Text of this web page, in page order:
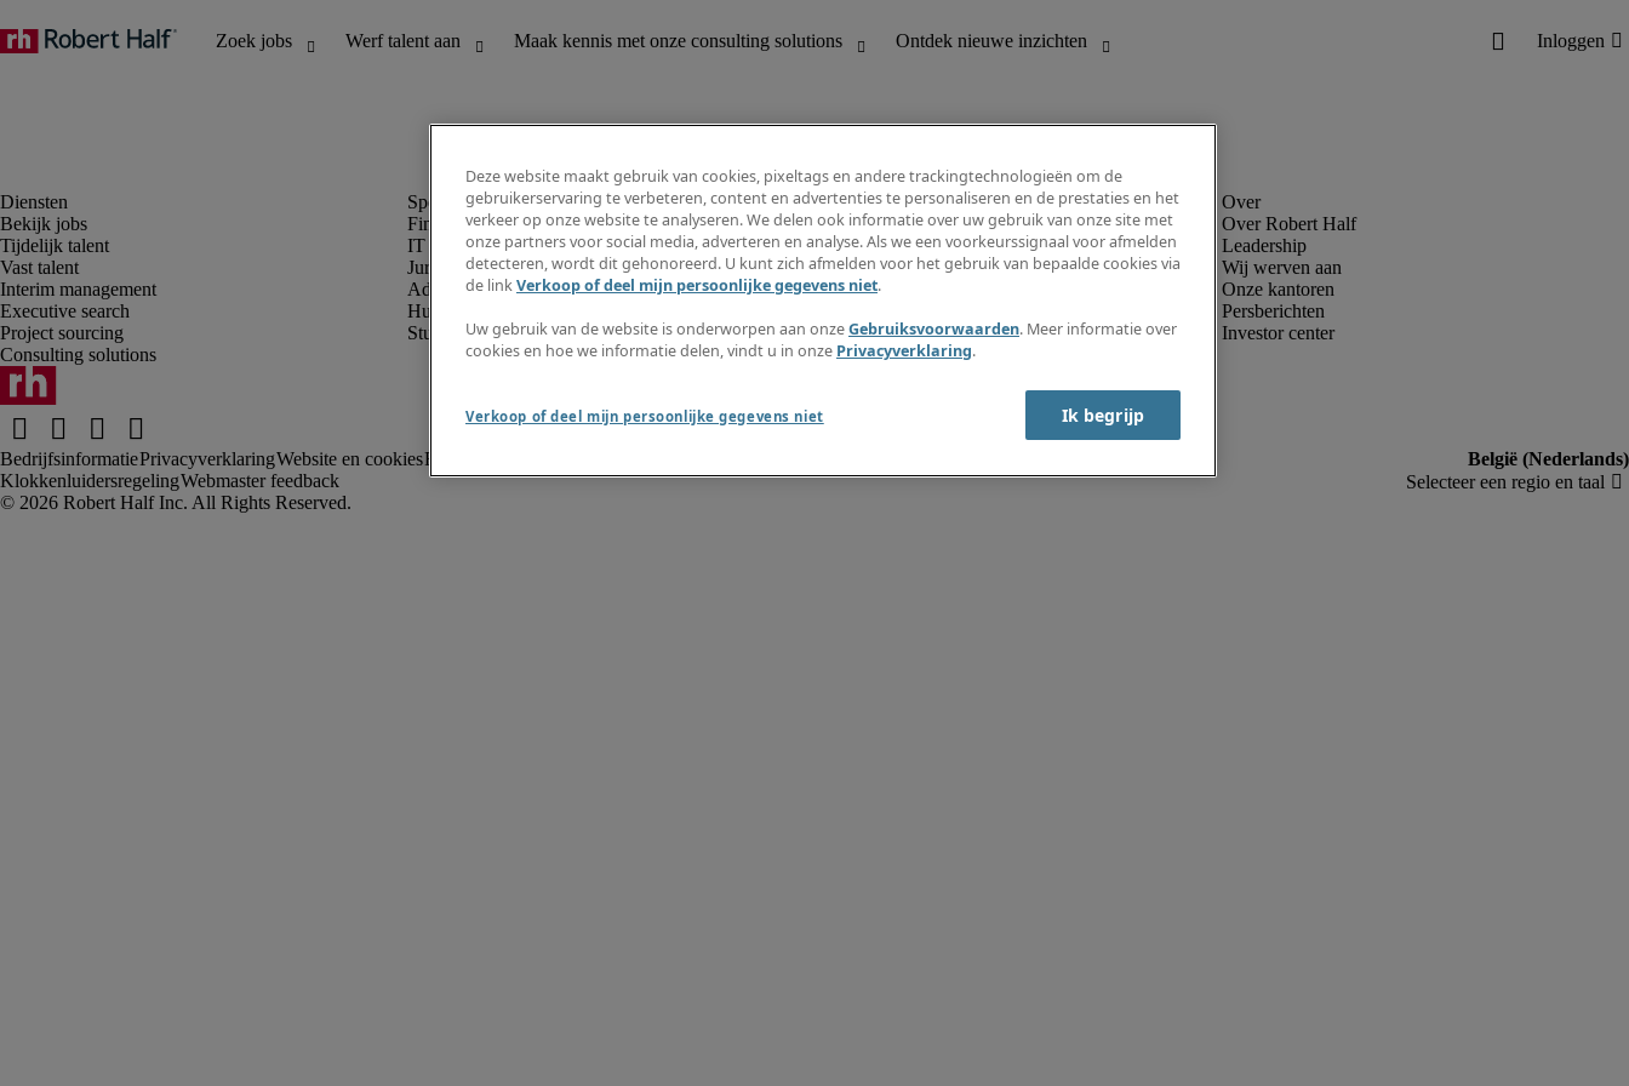
Bekijk jobs
Tijdelijk talent
Vast talent
Interim management
Executive search
Project sourcing
Consulting solutions
Finance en boekhouding
IT en digital
Juridisch
Administratie en office support
Human resources
Student
Ontdek nieuwe inzichten
Jobomschrijvingen
Salarisgids
Timesheets
Maak een jobalert aan
Informatiecentrum
Over Robert Half
Leadership
Wij werven aan
Onze kantoren
Persberichten
Investor center
BedrijfsinformatiePrivacyverklaringWebsite en cookiesRekruteringsvoorwaarden
KlokkenluidersregelingWebmaster feedback
Deze website maakt gebruik van cookies, pixeltags en andere trackingtechnologieën om de
gebruikerservaring te verbeteren, content en advertenties te personaliseren en de prestaties en het
verkeer op onze website te analyseren. We delen ook informatie over uw gebruik van onze site met
onze partners voor social media, adverteren en analyse. Als we een voorkeurssignaal voor afmelden
detecteren, wordt dit gehonoreerd. U kunt zich afmelden voor het gebruik van bepaalde cookies via
de linkVerkoop of deel mijn persoonlijke gegevens niet.
Uw gebruik van de website is onderworpen aan onzeGebruiksvoorwaarden. Meer informatie over
cookies en hoe we informatie delen, vindt u in onze Privacyverklaring.
Verkoop of deel mijn persoonlijke gegevens niet Ik begrijp